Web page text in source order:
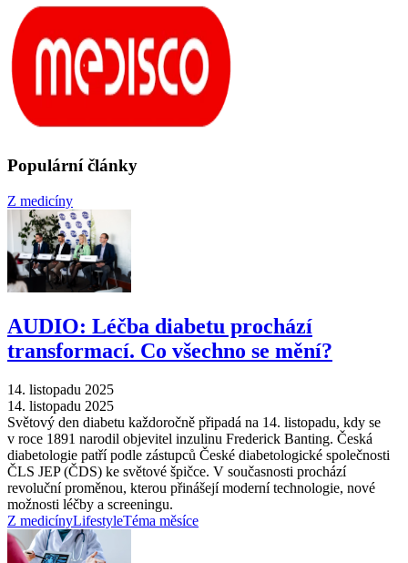
Populární články
Z medicíny
AUDIO: Léčba diabetu prochází
transformací. Co všechno se mění?
14. listopadu 2025
14. listopadu 2025
Světový den diabetu každoročně připadá na 14. listopadu, kdy se
v roce 1891 narodil objevitel inzulinu Frederick Banting. Česká
diabetologie patří podle zástupců České diabetologické společnosti
ČLS JEP (ČDS) ke světové špičce. V současnosti prochází
revoluční proměnou, kterou přinášejí moderní technologie, nové
možnosti léčby a screeningu.
Z medicínyLifestyleTéma měsíce